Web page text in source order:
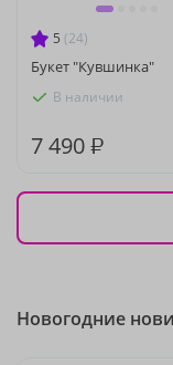
5 (24)
Букет "Кувшинка"
В наличии
7 490 ₽
Новогодние